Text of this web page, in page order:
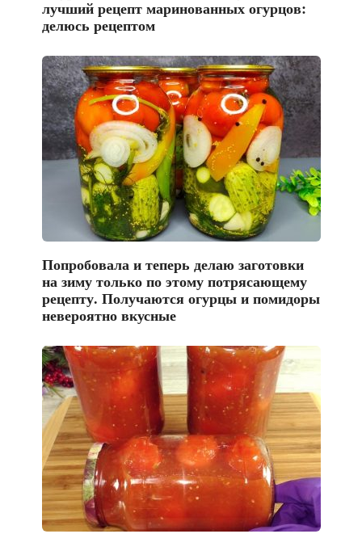
лучший рецепт маринованных огурцов:
делюсь рецептом
Попробовала и теперь делаю заготовки
на зиму только по этому потрясающему
рецепту. Получаются огурцы и помидоры
невероятно вкусные